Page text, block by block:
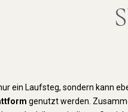
ein Laufsteg, sondern kann
genutzt werden.